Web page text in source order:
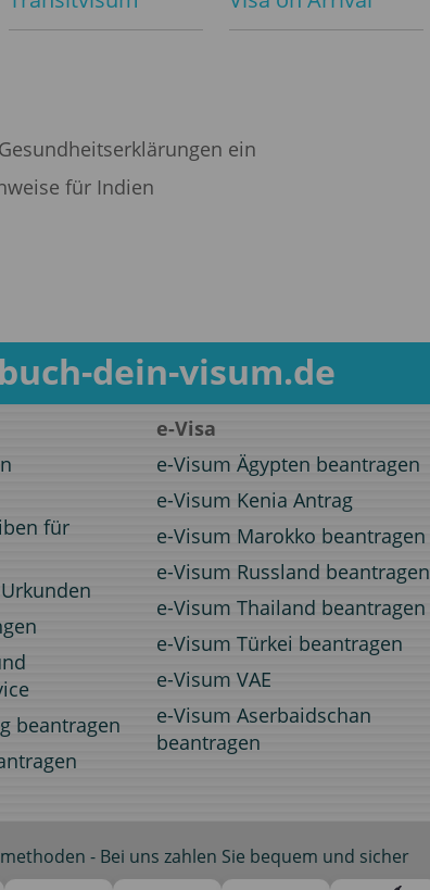
ein
für Indien
buch-dein-visum.de
für
beantragen
e-Visa
e-Visum Ägypten beantragen
e-Visum Kenia Antrag
e-Visum Marokko beantragen
e-Visum Russland beantragen
e-Visum Thailand beantragen
e-Visum Türkei beantragen
e-Visum VAE
e-Visum Aserbaidschan
beantragen
- Bei uns zahlen Sie bequem und sicher